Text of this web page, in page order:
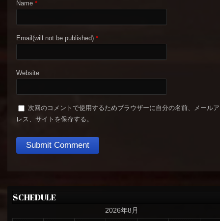
Name *
Email(will not be published) *
Website
次回のコメントで使用するためブラウザーに自分の名前、メール
レス、サイトを保存する。
SCHEDULE
2026年8月